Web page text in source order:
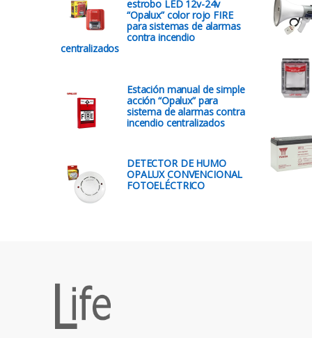
estrobo LED 12v-24v
“Opalux” color rojo FIRE
para sistemas de alarmas
contra incendio
centralizados
Estación manual de simple
acción “Opalux” para
sistema de alarmas contra
incendio centralizados
DETECTOR DE HUMO
OPALUX CONVENCIONAL
FOTOELÉCTRICO